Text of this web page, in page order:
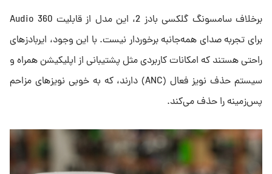
برخلاف سامسونگ گلکسی بادز 2، این مدل از قابلیت 360 Audio
برای تجربه صدای همه‌جانبه برخوردار نیست. با این وجود، ایربادزهای
راحتی هستند که امکانات کاربردی مثل پشتیبانی از اپلیکیشن همراه و
سیستم حذف نویز فعال (ANC) دارند، که به خوبی نویزهای مزاحم
پس‌زمینه را حذف می‌کند.